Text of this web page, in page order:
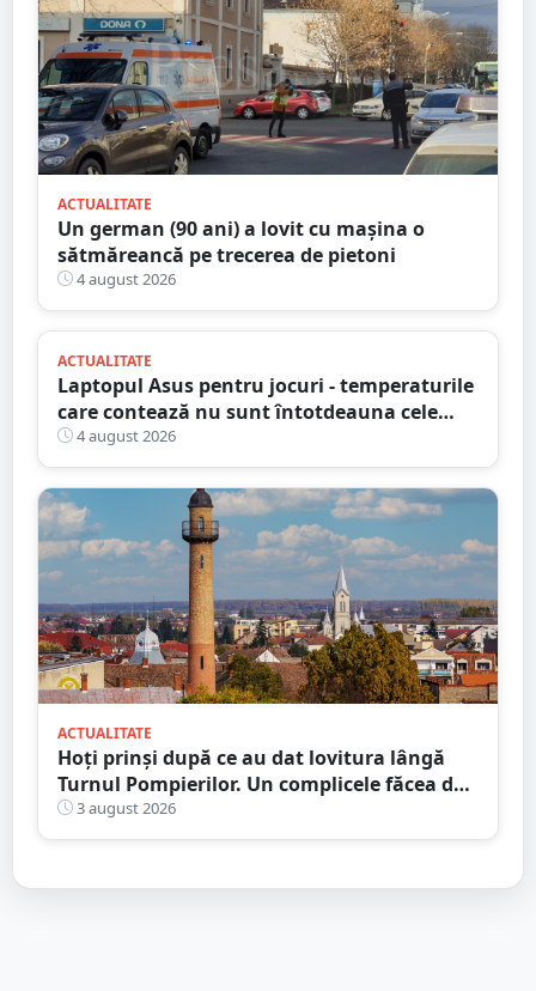
ACTUALITATE
Un german (90 ani) a lovit cu mașina o
sătmăreancă pe trecerea de pietoni
4 august 2026
ACTUALITATE
Laptopul Asus pentru jocuri - temperaturile
care contează nu sunt întotdeauna cele
mai mari
4 august 2026
ACTUALITATE
Hoți prinși după ce au dat lovitura lângă
Turnul Pompierilor. Un complicele făcea de
pază
3 august 2026